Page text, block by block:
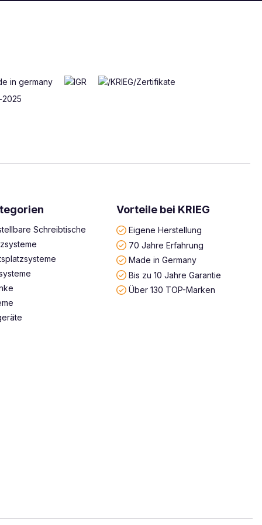
Schreibtische
Vorteile bei KRIEG
Eigene Herstellung
70 Jahre Erfahrung
Made in Germany
Bis zu 10 Jahre Garantie
Über 130 TOP-Marken